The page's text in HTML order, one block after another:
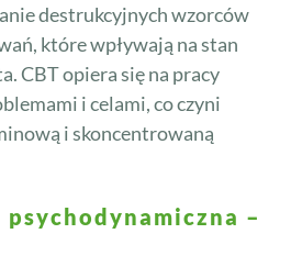
destrukcyjnych wzorców
które wpływają na stan
CBT opiera się na pracy
i celami, co czyni
i skoncentrowaną
–